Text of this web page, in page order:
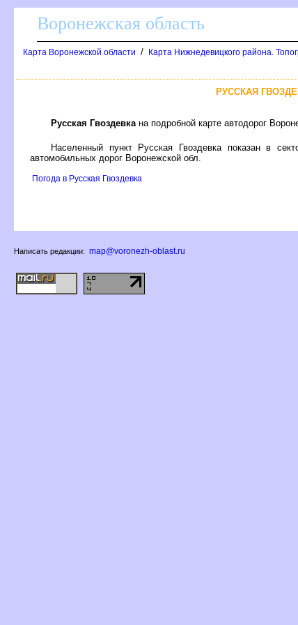
оронежская область
Карта Воронежской области / Карта Нижнедевицкого района.
РУССКАЯ
Русская Гвоздевка на подробной карте автодорог
Населенный пункт Русская Гвоздевка показан в
автомобильных дорог Воронежской обл.
Погода в Русская Гвоздевка
Написать редакции: map@voronezh-oblast.ru